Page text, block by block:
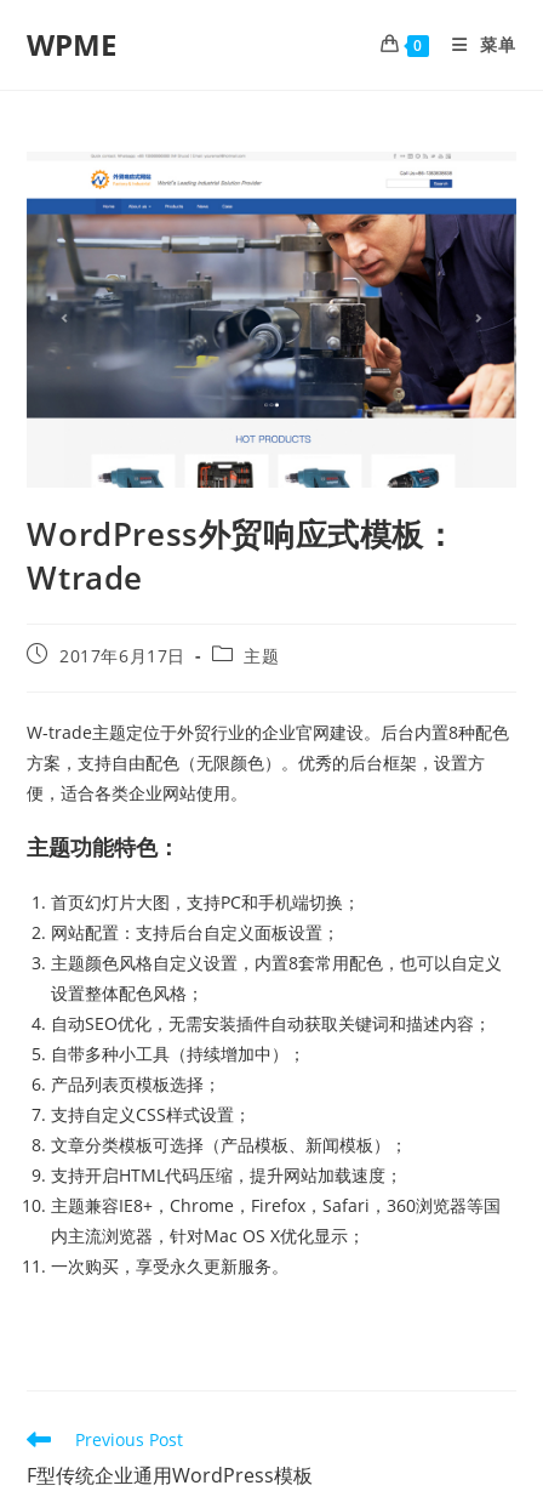
WPME 0 菜单
WordPress外贸响应式模板：
Wtrade
2017年6月17日 主题
W-trade主题定位于外贸行业的企业官网建设。后台内置8种配色
方案，支持自由配色（无限颜色）。优秀的后台框架，设置方
便，适合各类企业网站使用。
主题功能特色：
首页幻灯片大图，支持PC和手机端切换；
网站配置：支持后台自定义面板设置；
主题颜色风格自定义设置，内置8套常用配色，也可以自定义
设置整体配色风格；
自动SEO优化，无需安装插件自动获取关键词和描述内容；
自带多种小工具（持续增加中）；
产品列表页模板选择；
支持自定义CSS样式设置；
文章分类模板可选择（产品模板、新闻模板）；
支持开启HTML代码压缩，提升网站加载速度；
主题兼容IE8+，Chrome，Firefox，Safari，360浏览器等国
内主流浏览器，针对Mac OS X优化显示；
一次购买，享受永久更新服务。
Previous Post
F型传统企业通用WordPress模板